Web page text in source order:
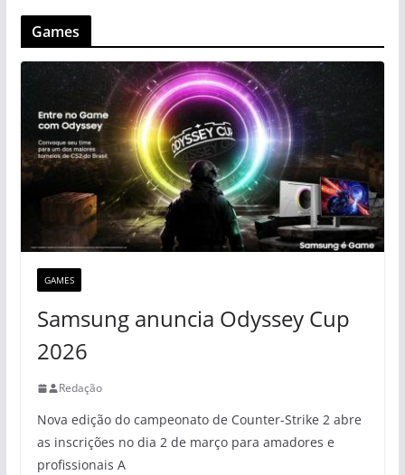
Games
GAMES
Samsung anuncia Odyssey Cup
2026
Redação
Nova edição do campeonato de Counter-Strike 2 abre
as inscrições no dia 2 de março para amadores e
profissionais A